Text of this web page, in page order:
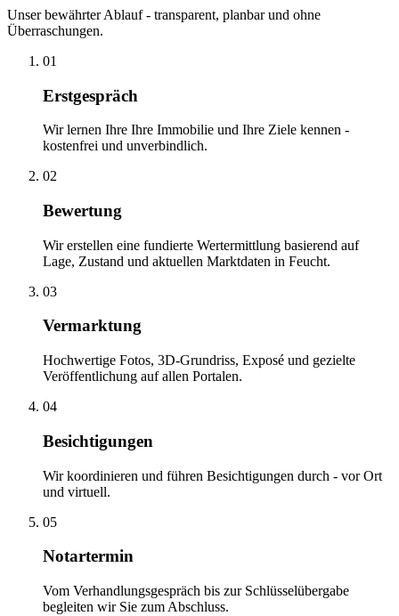
Unser bewährter Ablauf - transparent, planbar und ohne
Überraschungen.
01
Erstgespräch
Wir lernen Ihre Ihre Immobilie und Ihre Ziele kennen -
kostenfrei und unverbindlich.
02
Bewertung
Wir erstellen eine fundierte Wertermittlung basierend auf
Lage, Zustand und aktuellen Marktdaten in Feucht.
03
Vermarktung
Hochwertige Fotos, 3D-Grundriss, Exposé und gezielte
Veröffentlichung auf allen Portalen.
04
Besichtigungen
Wir koordinieren und führen Besichtigungen durch - vor Ort
und virtuell.
05
Notartermin
Vom Verhandlungsgespräch bis zur Schlüsselübergabe
begleiten wir Sie zum Abschluss.